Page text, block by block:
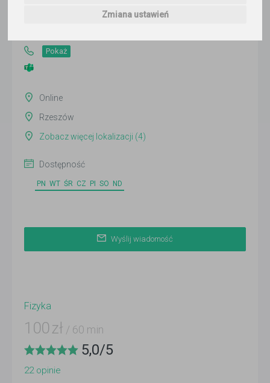
Zmiana ustawień
Pokaż
Online
Rzeszów
Zobacz więcej lokalizacji (4)
Dostępność
PN WT ŚR CZ PI SO ND
Wyślij wiadomość
Fizyka
100 zł / 60 min
5,0/5
22opinie